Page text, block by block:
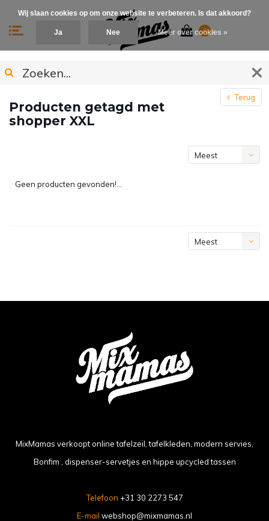
0
Terug
Producten getagd met
shopper XXL
Meest
Geen producten gevonden!...
Meest
MixMamas verkoopt online tafelzeil, tafelkleden, modern servies,
Bonfim , dispenser-servetjes en hippe upcycled tassen
Telefoon +31 30 2273 547
E-mail webshop@mixmamas.nl
Wij slaan cookies op om onze website te verbeteren. Is dat akkoord?
Ja Nee Meer over cookies »